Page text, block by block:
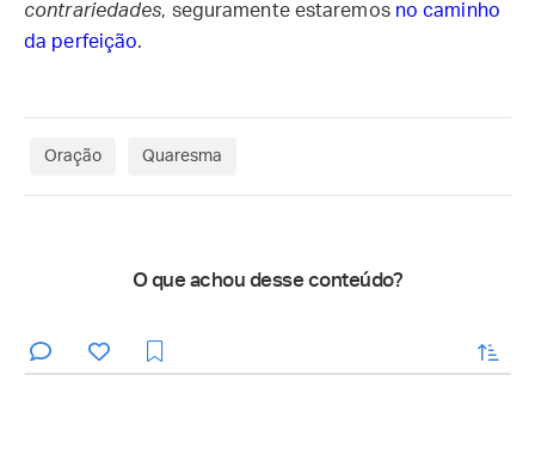
contrariedades, seguramente estaremos no caminho
da perfeição.
Oração Quaresma
O que achou desse conteúdo?
enviar